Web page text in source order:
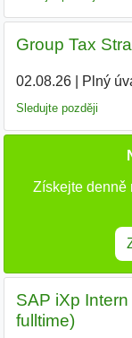
Group Tax
02.08.26| Plný
Sledujte později
Získejte denně
SAP iXp
fulltime)